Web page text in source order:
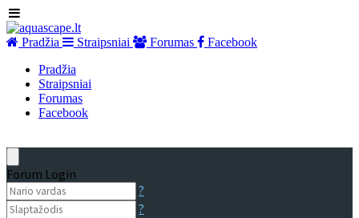
Pradžia Straipsniai Forumas
Facebook
Pradžia
Straipsniai
Forumas
Facebook
Forum Login
?
?